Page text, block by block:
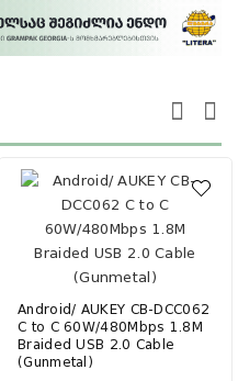
Android/ AUKEY CB-DCC062
C to C 60W/480Mbps 1.8M
Braided USB 2.0 Cable
(Gunmetal)